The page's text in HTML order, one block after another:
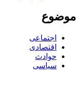
اجتماعی
اقتصادی
حوادث
سیاسی